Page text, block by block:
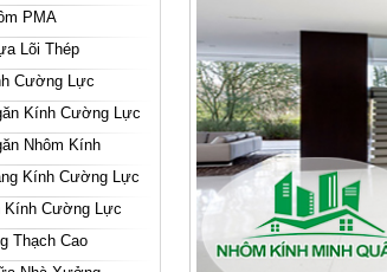
PMA
Lõi Thép
Cường Lực
Kính Cường Lực
Nhôm Kính
Kính Cường Lực
Kính Cường Lực
Thạch Cao